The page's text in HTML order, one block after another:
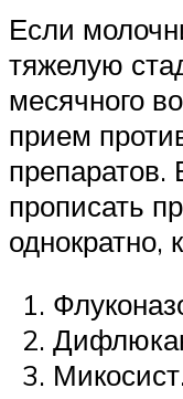
Если
тяжелую
месячного
прием
препаратов.
прописать
однократно,